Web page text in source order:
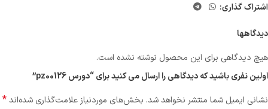
اشتراک گذاری:
دیدگاهها
هیچ دیدگاهی برای این محصول نوشته نشده است.
اولین نفری باشید که دیدگاهی را ارسال می کنید برای “دورس pz00126”
نشانی ایمیل شما منتشر نخواهد شد. بخش‌های موردنیاز علامت‌گذاری شده‌اند*